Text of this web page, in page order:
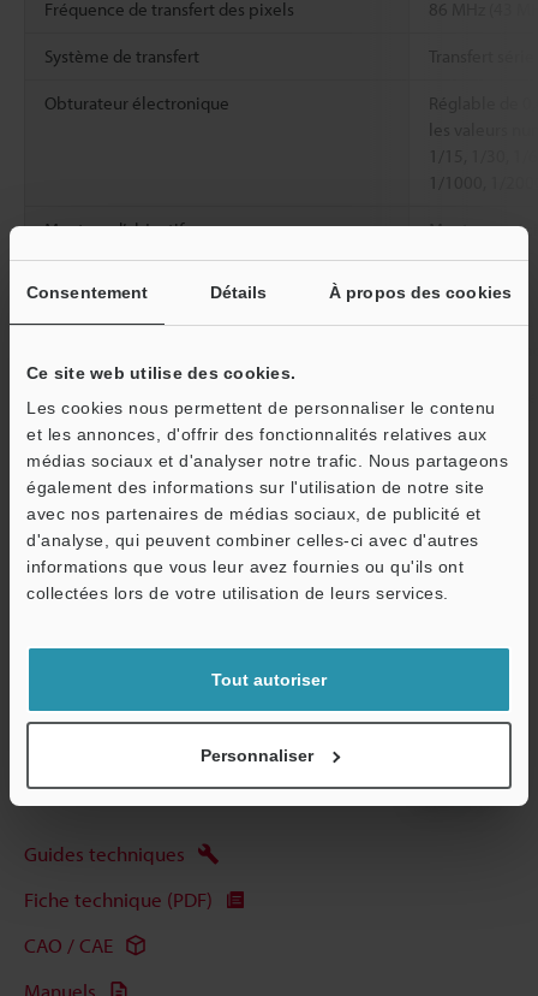
Consentement Détails À propos des cookies
Ce site web utilise des cookies.
Les cookies nous permettent de personnaliser le contenu
et les annonces, d'offrir des fonctionnalités relatives aux
médias sociaux et d'analyser notre trafic. Nous partageons
également des informations sur l'utilisation de notre site
avec nos partenaires de médias sociaux, de publicité et
d'analyse, qui peuvent combiner celles-ci avec d'autres
informations que vous leur avez fournies ou qu'ils ont
collectées lors de votre utilisation de leurs services.
Tout autoriser
Personnaliser
Fréquence de transfert des pixels 86 MHz (43
Système de transfert Transfert
Obturateur électronique
Réglable de
les valeurs
Monture d’objectif Monture
l'environnement
ambiante
Fiche technique (PDF)
Autres modèles
Guides techniques
Fiche technique (PDF)
CAO / CAE
Manuels